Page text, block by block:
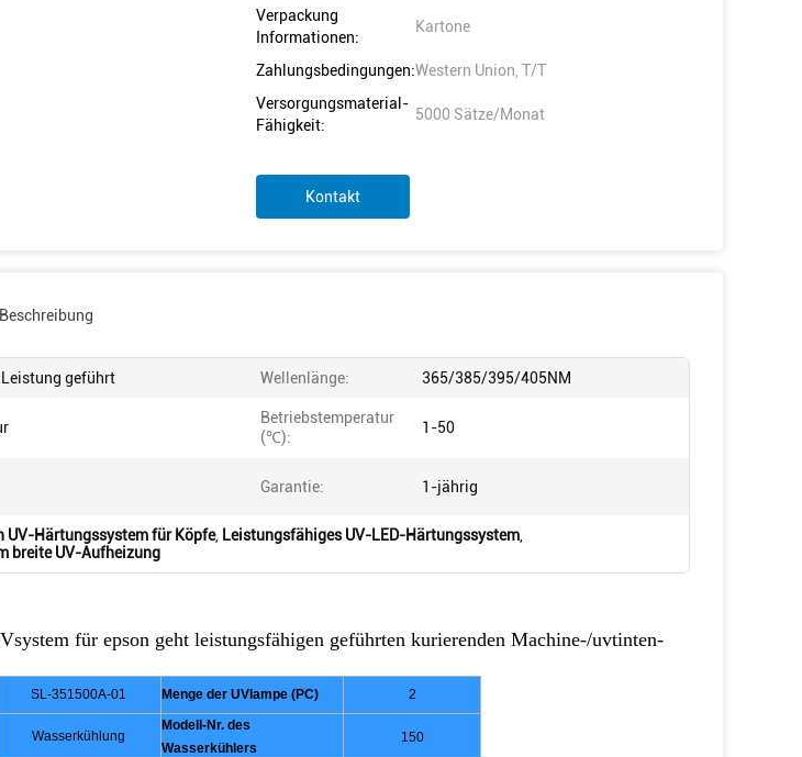
Verpackung
Informationen:
Kartone
Zahlungsbedingungen:Western Union, T/T
Versorgungsmaterial-
Fähigkeit:
5000 Sätze/Monat
Kontakt
Leistung geführt Wellenlänge: 365/385/395/405NM
Betriebstemperatur
(℃):
1-50
Garantie: 1-jährig
UV-Härtungssystem für Köpfe, Leistungsfähiges UV-LED-Härtungssystem
breite UV-Aufheizung
für epson geht leistungsfähigen geführten kurierenden Machine-/uvtinten-
SL-351500A-01 Menge der UVlampe (PC) 2
Wasserkühlung
Modell-Nr. des
Wasserkühlers
150